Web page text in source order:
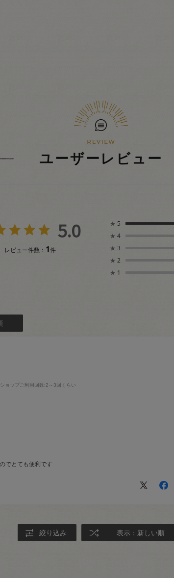
ユーザーレビュー
5.0
レビュー件数： 1件
★ 5
★ 4
★ 3
★ 2
★ 1
ョップご利用回数:2～3回くらい
でとても便利です
絞り込み 表示：新しい順